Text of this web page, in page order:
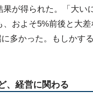
果が得られた。「大い
、およそ5%前後と大
多かった。もしかす
、経営に関わる